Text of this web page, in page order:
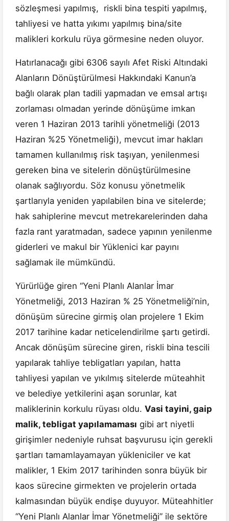
sözleşmesi yapılmış, riskli bina tespiti yapılmış,
tahliyesi ve hatta yıkımı yapılmış bina/site
malikleri korkulu rüya görmesine neden oluyor.
Hatırlanacağı gibi 6306 sayılı Afet Riski Altındaki
Alanların Dönüştürülmesi Hakkındaki Kanun’a
bağlı olarak plan tadili yapmadan ve emsal artışı
zorlaması olmadan yerinde dönüşüme imkan
veren 1 Haziran 2013 tarihli yönetmeliği (2013
Haziran %25 Yönetmeliği), mevcut imar hakları
tamamen kullanılmış risk taşıyan, yenilenmesi
gereken bina ve sitelerin dönüştürülmesine
olanak sağlıyordu. Söz konusu yönetmelik
şartlarıyla yeniden yapılabilen bina ve sitelerde;
hak sahiplerine mevcut metrekarelerinden daha
fazla rant yaratmadan, sadece yapının yenilenme
giderleri ve makul bir Yüklenici kar payını
sağlamak ile mümkündü.
Yürürlüğe giren “Yeni Planlı Alanlar İmar
Yönetmeliği, 2013 Haziran % 25 Yönetmeliği’nin,
dönüşüm sürecine girmiş olan projelere 1 Ekim
2017 tarihine kadar neticelendirilme şartı getirdi.
Ancak dönüşüm sürecine giren, riskli bina tescili
yapılarak tahliye tebligatları yapılan, hatta
tahliyesi yapılan ve yıkılmış sitelerde müteahhit
ve belediye yetkilerini aşan sorunlar, kat
maliklerinin korkulu rüyası oldu. Vasi tayini, gaip
malik, tebligat yapılamaması gibi art niyetli
girişimler nedeniyle ruhsat başvurusu için gerekli
şartları tamamlayamayan yükleniciler ve kat
malikler, 1 Ekim 2017 tarihinden sonra büyük bir
kaos sürecine girmekten ve projelerin ortada
kalmasından büyük endişe duyuyor. Müteahhitler
“Yeni Planlı Alanlar İmar Yönetmeliği” ile sektöre